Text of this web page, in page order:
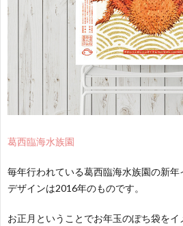
葛西臨海水族園
毎年行われている葛西臨海水族園の新年
デザインは2016年のものです。
お正月ということでお年玉のぽち袋を